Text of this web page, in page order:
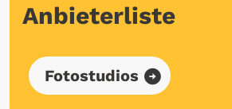
Anbieterliste
Fotostudios